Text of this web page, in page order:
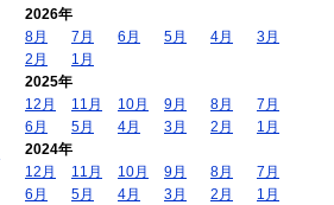
2026年
8月
7月 6月 5月 4月
3月
2月
1月
2025年
12月
11月 10月 9月 8月
7月
6月
5月 4月 3月 2月
1月
2024年
12月
11月 10月 9月 8月
7月
6月
5月 4月 3月 2月 1月